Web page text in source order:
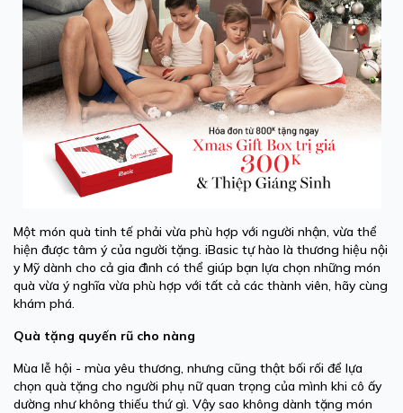
Một món quà tinh tế phải vừa phù hợp với người nhận, vừa thể
hiện được tâm ý của người tặng. iBasic tự hào là thương hiệu nội
y Mỹ dành cho cả gia đình có thể giúp bạn lựa chọn những món
quà vừa ý nghĩa vừa phù hợp với tất cả các thành viên, hãy cùng
khám phá.
Quà tặng quyến rũ cho nàng
Mùa lễ hội - mùa yêu thương, nhưng cũng thật bối rối để lựa
chọn quà tặng cho người phụ nữ quan trọng của mình khi cô ấy
dường như không thiếu thứ gì. Vậy sao không dành tặng món